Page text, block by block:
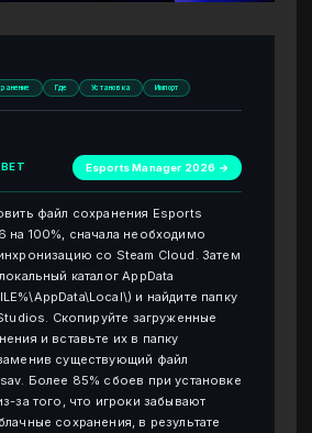
Где Установка Импорт
Esports Manager 2026 →
файл сохранения Esports
на 100%, сначала необходимо
со Steam Cloud. Затем
каталог AppData
и найдите папку
Скопируйте загруженные
и вставьте их в папку
существующий файл
Более 85% сбоев при установке
за того, что игроки забывают
сохранения, в результате